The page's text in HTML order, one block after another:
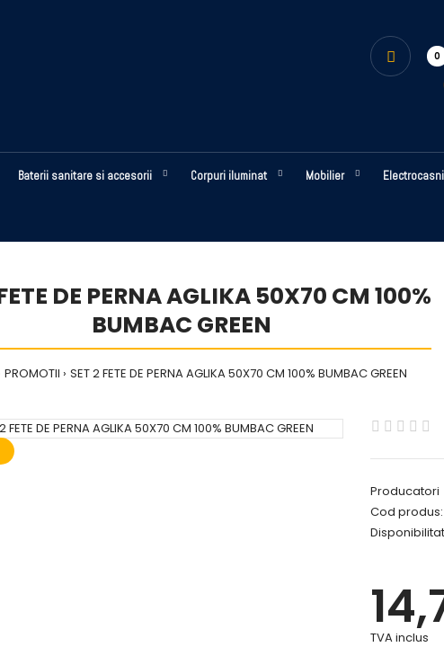
0
Baterii sanitare si accesorii Corpuri iluminat Mobilier
DE PERNA AGLIKA 50X70 CM 100%
BUMBAC GREEN
PROMOTII SET 2 FETE DE PERNA AGLIKA 50X70 CM 100% BUMBAC GREEN
Producatori
Cod produs:
TVA inclus